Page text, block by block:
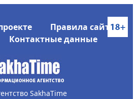
Правила сайта
Контактные данные
SakhaTime